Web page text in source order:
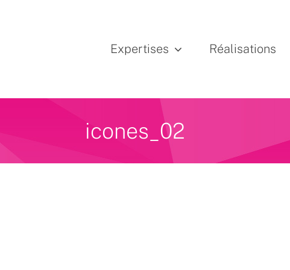
Expertises Réalisations
icones_02